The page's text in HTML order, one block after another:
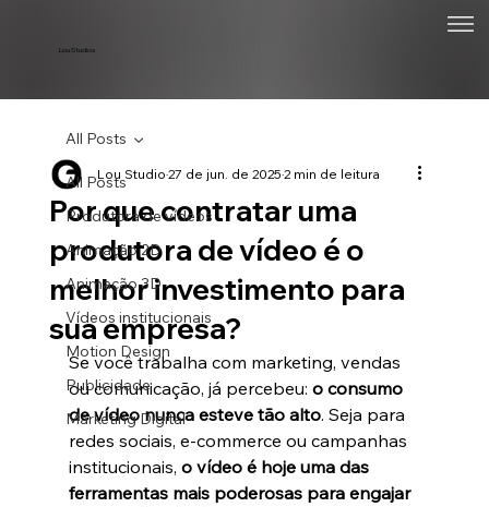
Lou Studios
All Posts
Produtora de vídeos
Animação 2D
Animação 3D
Vídeos institucionais
Motion Design
Publicidade
Marketing Digital
All Posts
Por que contratar uma
produtora de vídeo é o
melhor investimento para
sua empresa?
Lou Studio27 de jun. de 20252 min de leitura
Se você trabalha com marketing, vendas
ou comunicação, já percebeu: o consumo
de vídeo nunca esteve tão alto. Seja para
redes sociais, e-commerce ou campanhas
institucionais, o vídeo é hoje uma das
ferramentas mais poderosas para engajar